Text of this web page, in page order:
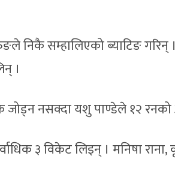
निकै सम्हालिएको ब्याटिङ
।
जोड्न नसक्दा यशु पाण्डेले १२ रनको
३ विकेट लिइन् । मनिषा